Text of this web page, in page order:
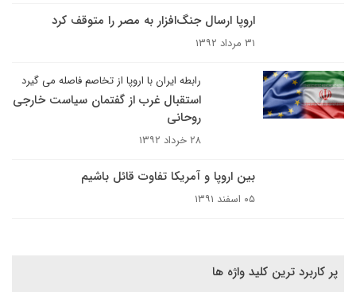
اروپا ارسال جنگ‌افزار به مصر را متوقف کرد
۳۱ مرداد ۱۳۹۲
رابطه ایران با اروپا از تخاصم فاصله می گیرد
استقبال غرب از گفتمان سیاست خارجی
روحانی
۲۸ خرداد ۱۳۹۲
بین اروپا و آمریکا تفاوت قائل باشیم
۰۵ اسفند ۱۳۹۱
پر کاربرد ترین کلید واژه ها